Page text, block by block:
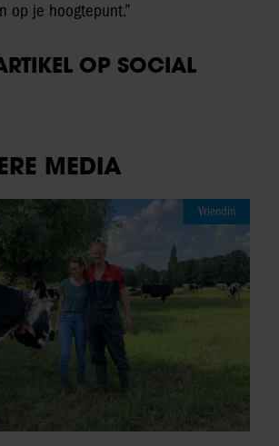
op je hoogtepunt.”
OP SOCIAL
MEDIA
Vriendin